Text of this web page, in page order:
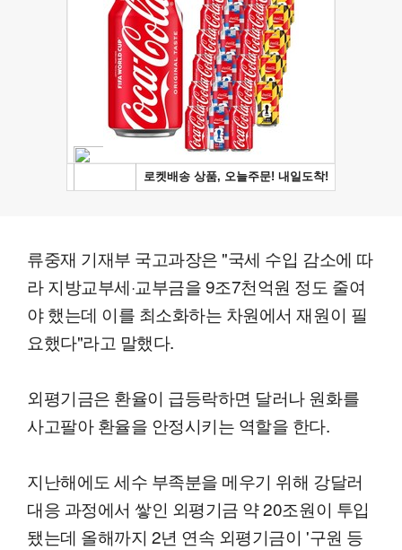
류중재 기재부 국고과장은 "국세 수입 감소에 따
라 지방교부세·교부금을 9조7천억원 정도 줄여
야 했는데 이를 최소화하는 차원에서 재원이 필
요했다"라고 말했다.
외평기금은 환율이 급등락하면 달러나 원화를
사고팔아 환율을 안정시키는 역할을 한다.
지난해에도 세수 부족분을 메우기 위해 강달러
대응 과정에서 쌓인 외평기금 약 20조원이 투입
됐는데 올해까지 2년 연속 외평기금이 '구원 등